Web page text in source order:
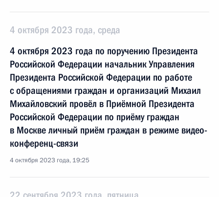
4 октября 2023 года, среда
4 октября 2023 года по поручению Президента
Российской Федерации начальник Управления
Президента Российской Федерации по работе
с обращениями граждан и организаций Михаил
Михайловский провёл в Приёмной Президента
Российской Федерации по приёму граждан
в Москве личный приём граждан в режиме видео-
конференц-связи
4 октября 2023 года, 19:25